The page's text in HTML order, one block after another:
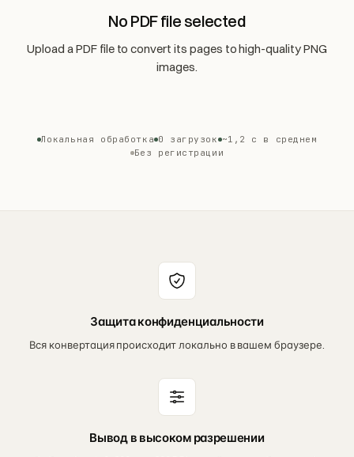
No PDF file selected
Upload a PDF file to convert its pages to high-quality PNG
images.
Локальная обработка 0 загрузок ~1,2 с в среднем
Без регистрации
Защита конфиденциальности
Вся конвертация происходит локально в вашем браузере.
Вывод в высоком разрешении